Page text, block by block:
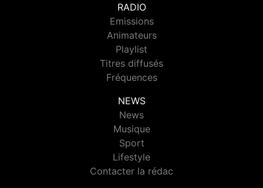
RADIO
Emissions
Animateurs
Playlist
Titres diffusés
Fréquences
NEWS
News
Musique
Sport
Lifestyle
Contacter la rédac